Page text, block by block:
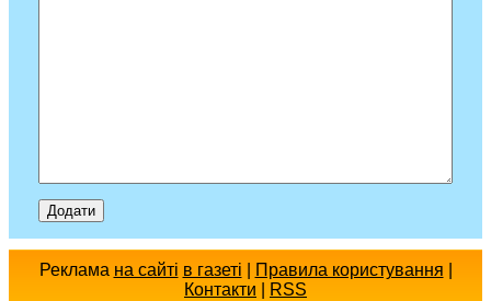
Реклама на сайті в газеті Правила користування
Контакти
RSS